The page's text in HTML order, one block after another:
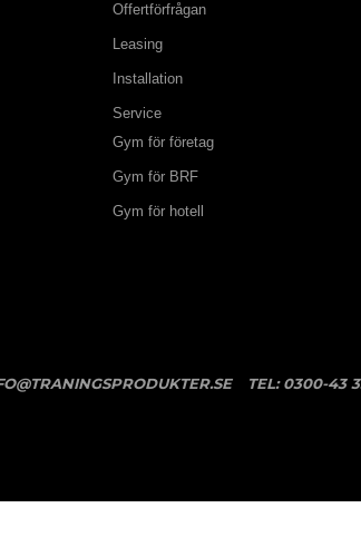
Offertförfrågan
Leasing
Installation
Service
Gym för företag
Gym för BRF
Gym för hotell
TEL:0300-43